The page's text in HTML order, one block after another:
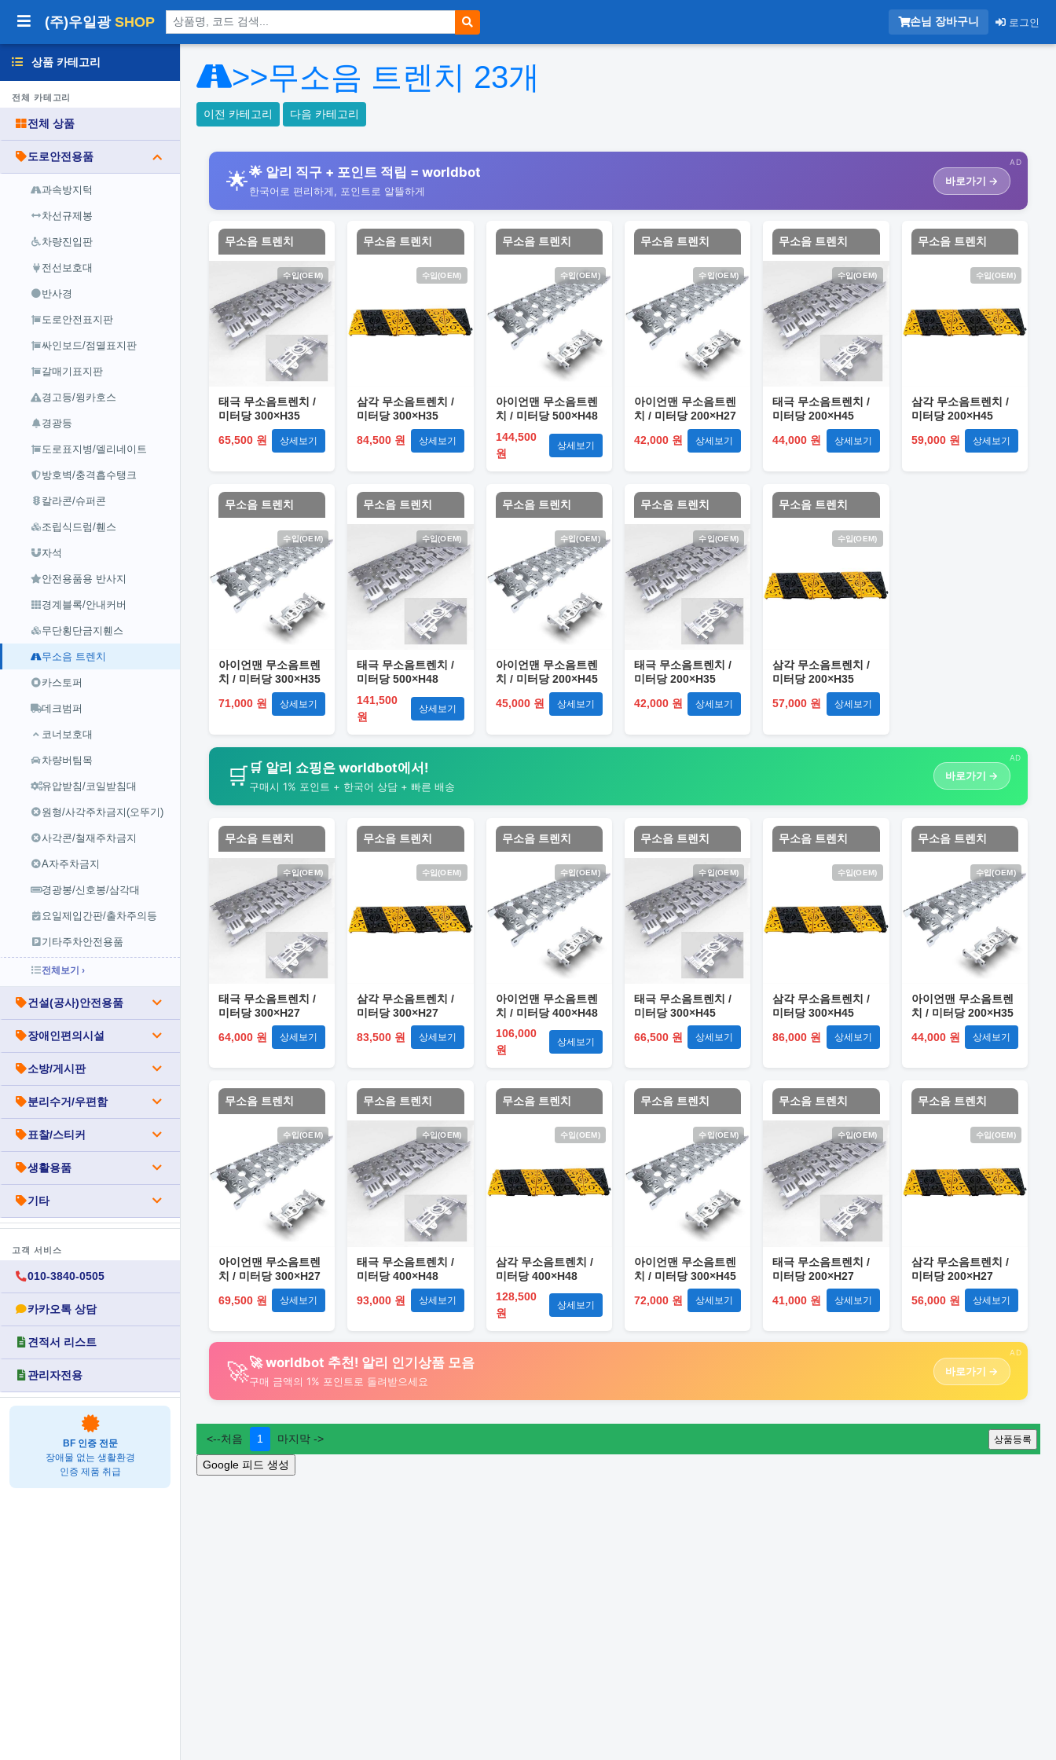
(주)우일광 SHOP 상품 검색 손님 장바구니 로그인
상품 카테고리
전체 카테고리
전체 상품
도로안전용품
과속방지턱
차선규제봉
차량진입판
전선보호대
반사경
도로안전표지판
싸인보드/점멸표지판
갈매기표지판
경고등/윙카호스
경광등
도로표지병/델리네이트
방호벽/충격흡수탱크
칼라콘/슈퍼콘
조립식드럼/휀스
자석
안전용품용 반사지
경계블록/안내커버
무단횡단금지휀스
무소음 트렌치
카스토퍼
데크범퍼
코너보호대
차량버팀목
유압받침/코일받침대
원형/사각주차금지(오뚜기)
사각콘/철재주차금지
A자주차금지
경광봉/신호봉/삼각대
요일제입간판/출차주의등
기타주차안전용품
전체보기 ›
건설(공사)안전용품
장애인편의시설
소방/게시판
분리수거/우편함
표찰/스티커
생활용품
기타
고객 서비스
010-3840-0505
카카오톡 상담
견적서 리스트
관리자전용
BF 인증 전문
장애물 없는 생활환경
인증 제품 취급
>>무소음 트렌치 23개
이전 카테고리 다음 카테고리
AD
🌟🌟 알리 직구 + 포인트 적립 = worldbot
한국어로 편리하게, 포인트로 알뜰하게
바로가기 →
무소음 트렌치
수입(OEM)
태극 무소음트렌치 /
미터당 300×H35
65,500 원
상세보기
무소음 트렌치
수입(OEM)
삼각 무소음트렌치 /
미터당 300×H35
84,500 원
상세보기
무소음 트렌치
수입(OEM)
아이언맨 무소음트렌
치 / 미터당 500×H48
144,500
원
상세보기
무소음 트렌치
수입(OEM)
아이언맨 무소음트렌
치 / 미터당 200×H27
42,000 원
상세보기
무소음 트렌치
수입(OEM)
태극 무소음트렌치 /
미터당 200×H45
44,000 원
상세보기
무소음 트렌치
수입(OEM)
삼각 무소음트렌치 /
미터당 200×H45
59,000 원
상세보기
무소음 트렌치
수입(OEM)
아이언맨 무소음트렌
치 / 미터당 300×H35
71,000 원
상세보기
무소음 트렌치
수입(OEM)
태극 무소음트렌치 /
미터당 500×H48
141,500
원
상세보기
무소음 트렌치
수입(OEM)
아이언맨 무소음트렌
치 / 미터당 200×H45
45,000 원
상세보기
무소음 트렌치
수입(OEM)
태극 무소음트렌치 /
미터당 200×H35
42,000 원
상세보기
무소음 트렌치
수입(OEM)
삼각 무소음트렌치 /
미터당 200×H35
57,000 원
상세보기
AD
🛒 🛒 알리 쇼핑은 worldbot에서!
구매시 1% 포인트 + 한국어 상담 + 빠른 배송
바로가기 →
무소음 트렌치
수입(OEM)
태극 무소음트렌치 /
미터당 300×H27
64,000 원
상세보기
무소음 트렌치
수입(OEM)
삼각 무소음트렌치 /
미터당 300×H27
83,500 원
상세보기
무소음 트렌치
수입(OEM)
아이언맨 무소음트렌
치 / 미터당 400×H48
106,000
원
상세보기
무소음 트렌치
수입(OEM)
태극 무소음트렌치 /
미터당 300×H45
66,500 원
상세보기
무소음 트렌치
수입(OEM)
삼각 무소음트렌치 /
미터당 300×H45
86,000 원
상세보기
무소음 트렌치
수입(OEM)
아이언맨 무소음트렌
치 / 미터당 200×H35
44,000 원
상세보기
무소음 트렌치
수입(OEM)
아이언맨 무소음트렌
치 / 미터당 300×H27
69,500 원
상세보기
무소음 트렌치
수입(OEM)
태극 무소음트렌치 /
미터당 400×H48
93,000 원
상세보기
무소음 트렌치
수입(OEM)
삼각 무소음트렌치 /
미터당 400×H48
128,500
원
상세보기
무소음 트렌치
수입(OEM)
아이언맨 무소음트렌
치 / 미터당 300×H45
72,000 원
상세보기
무소음 트렌치
수입(OEM)
태극 무소음트렌치 /
미터당 200×H27
41,000 원
상세보기
무소음 트렌치
수입(OEM)
삼각 무소음트렌치 /
미터당 200×H27
56,000 원
상세보기
AD
🚀🚀 worldbot 추천! 알리 인기상품 모음
구매 금액의 1% 포인트로 돌려받으세요
바로가기 →